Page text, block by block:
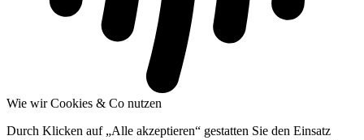
Wie wir Cookies & Co nutzen
Durch Klicken auf „Alle akzeptieren“ gestatten Sie den Einsatz